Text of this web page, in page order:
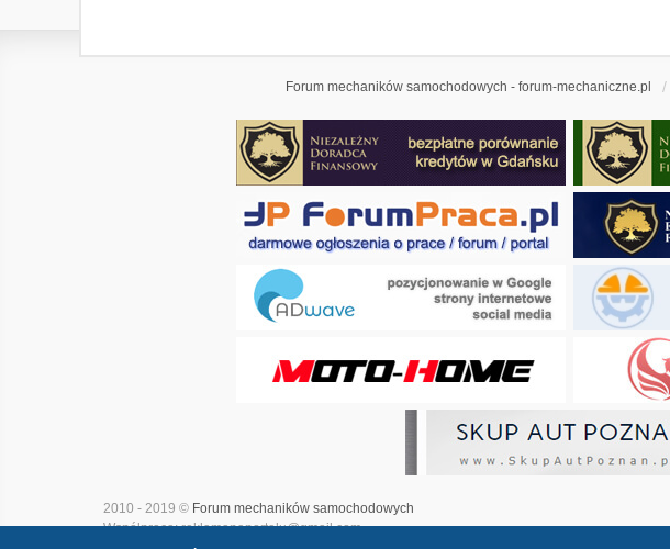
Forum mechaników samochodowych - forum-mechaniczne.pl
2010 - 2019 © Forum mechaników samochodowych
Współpraca: reklamanaportalu@gmail.com